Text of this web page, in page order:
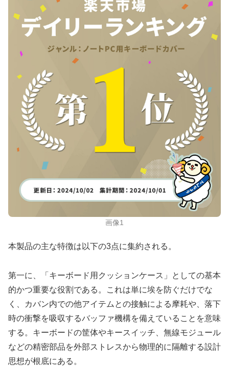
画像1
本製品の主な特徴は以下の3点に集約される。
第一に、「キーボード用クッションケース」としての基本
的かつ重要な役割である。これは単に埃を防ぐだけでな
く、カバン内での他アイテムとの接触による摩耗や、落下
時の衝撃を吸収するバッファ機構を備えていることを意味
する。キーボードの筐体やキースイッチ、無線モジュール
などの精密部品を外部ストレスから物理的に隔離する設計
思想が根底にある。